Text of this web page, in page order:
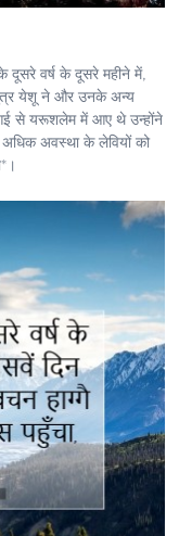
वर्ष के दूसरे महीने में,
येशू ने और उनके अन्य
से यरूशलेम में आए थे उन्होंने
अवस्था के लेवियों को